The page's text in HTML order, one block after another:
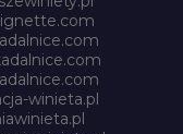
winieta.pl